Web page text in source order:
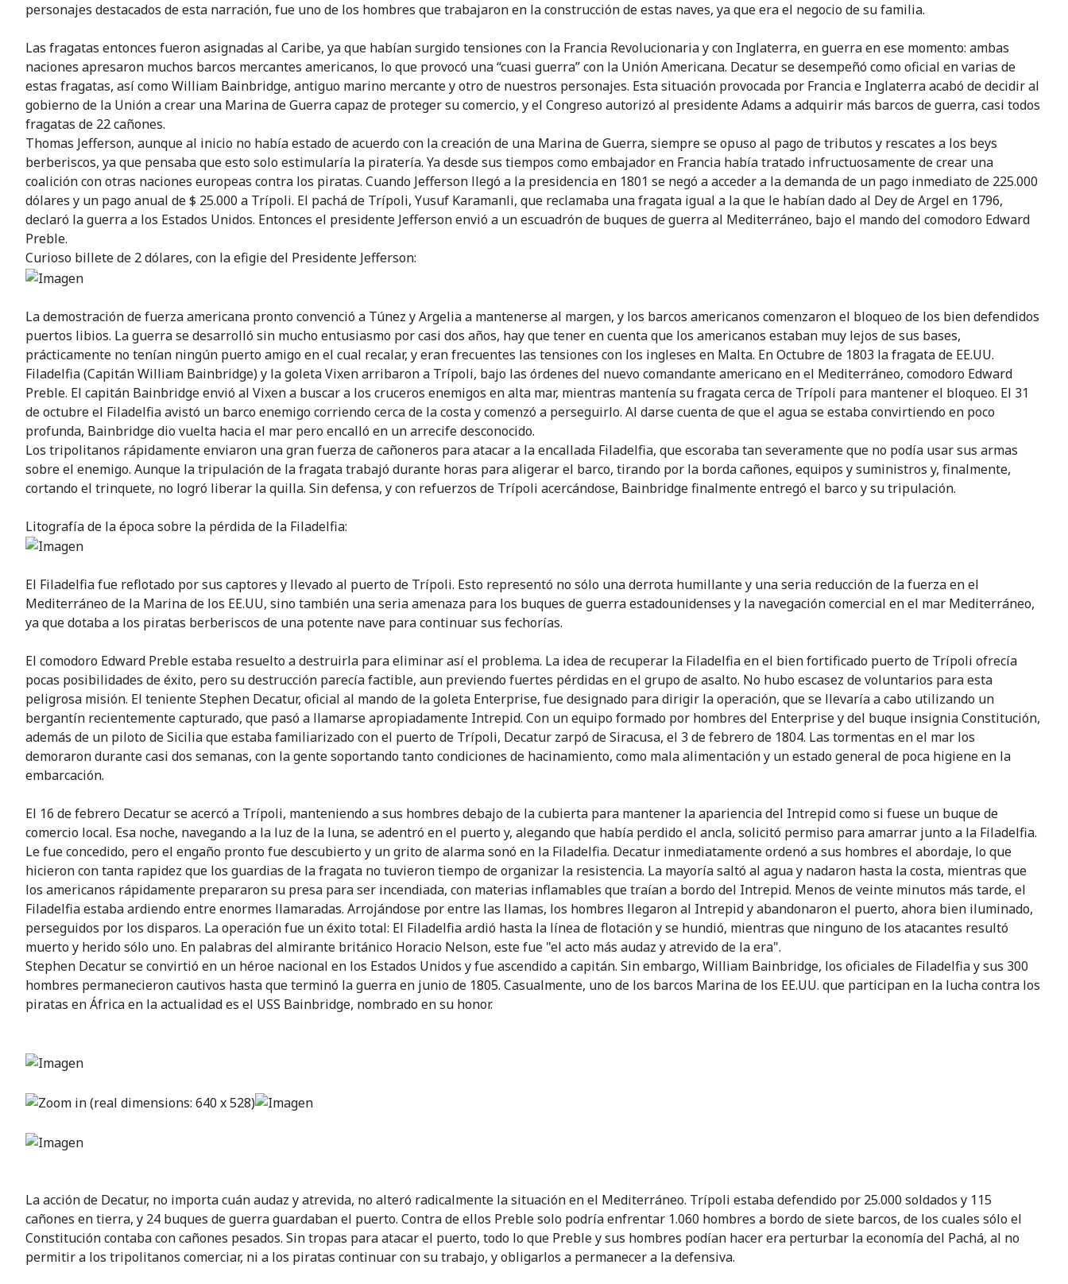
personajes destacados de esta narración, fue uno de los hombres que trabajaron en la construcción de estas naves, ya que era el negocio de su familia.
Las fragatas entonces fueron asignadas al Caribe, ya que habían surgido tensiones con la Francia Revolucionaria y con Inglaterra, en guerra en ese momento: ambas
naciones apresaron muchos barcos mercantes americanos, lo que provocó una “cuasi guerra” con la Unión Americana. Decatur se desempeñó como oficial en varias de
estas fragatas, así como William Bainbridge, antiguo marino mercante y otro de nuestros personajes. Esta situación provocada por Francia e Inglaterra acabó de decidir al
gobierno de la Unión a crear una Marina de Guerra capaz de proteger su comercio, y el Congreso autorizó al presidente Adams a adquirir más barcos de guerra, casi todos
fragatas de 22 cañones.
Thomas Jefferson, aunque al inicio no había estado de acuerdo con la creación de una Marina de Guerra, siempre se opuso al pago de tributos y rescates a los beys
berberiscos, ya que pensaba que esto solo estimularía la piratería. Ya desde sus tiempos como embajador en Francia había tratado infructuosamente de crear una
coalición con otras naciones europeas contra los piratas. Cuando Jefferson llegó a la presidencia en 1801 se negó a acceder a la demanda de un pago inmediato de 225.000
dólares y un pago anual de $ 25.000 a Trípoli. El pachá de Trípoli, Yusuf Karamanli, que reclamaba una fragata igual a la que le habían dado al Dey de Argel en 1796,
declaró la guerra a los Estados Unidos. Entonces el presidente Jefferson envió a un escuadrón de buques de guerra al Mediterráneo, bajo el mando del comodoro Edward
Preble.
Curioso billete de 2 dólares, con la efigie del Presidente Jefferson:
La demostración de fuerza americana pronto convenció a Túnez y Argelia a mantenerse al margen, y los barcos americanos comenzaron el bloqueo de los bien defendidos
puertos libios. La guerra se desarrolló sin mucho entusiasmo por casi dos años, hay que tener en cuenta que los americanos estaban muy lejos de sus bases,
prácticamente no tenían ningún puerto amigo en el cual recalar, y eran frecuentes las tensiones con los ingleses en Malta. En Octubre de 1803 la fragata de EE.UU.
Filadelfia (Capitán William Bainbridge) y la goleta Vixen arribaron a Trípoli, bajo las órdenes del nuevo comandante americano en el Mediterráneo, comodoro Edward
Preble. El capitán Bainbridge envió al Vixen a buscar a los cruceros enemigos en alta mar, mientras mantenía su fragata cerca de Trípoli para mantener el bloqueo. El 31
de octubre el Filadelfia avistó un barco enemigo corriendo cerca de la costa y comenzó a perseguirlo. Al darse cuenta de que el agua se estaba convirtiendo en poco
profunda, Bainbridge dio vuelta hacia el mar pero encalló en un arrecife desconocido.
Los tripolitanos rápidamente enviaron una gran fuerza de cañoneros para atacar a la encallada Filadelfia, que escoraba tan severamente que no podía usar sus armas
sobre el enemigo. Aunque la tripulación de la fragata trabajó durante horas para aligerar el barco, tirando por la borda cañones, equipos y suministros y, finalmente,
cortando el trinquete, no logró liberar la quilla. Sin defensa, y con refuerzos de Trípoli acercándose, Bainbridge finalmente entregó el barco y su tripulación.
Litografía de la época sobre la pérdida de la Filadelfia:
El Filadelfia fue reflotado por sus captores y llevado al puerto de Trípoli. Esto representó no sólo una derrota humillante y una seria reducción de la fuerza en el
Mediterráneo de la Marina de los EE.UU, sino también una seria amenaza para los buques de guerra estadounidenses y la navegación comercial en el mar Mediterráneo,
ya que dotaba a los piratas berberiscos de una potente nave para continuar sus fechorías.
El comodoro Edward Preble estaba resuelto a destruirla para eliminar así el problema. La idea de recuperar la Filadelfia en el bien fortificado puerto de Trípoli ofrecía
pocas posibilidades de éxito, pero su destrucción parecía factible, aun previendo fuertes pérdidas en el grupo de asalto. No hubo escasez de voluntarios para esta
peligrosa misión. El teniente Stephen Decatur, oficial al mando de la goleta Enterprise, fue designado para dirigir la operación, que se llevaría a cabo utilizando un
bergantín recientemente capturado, que pasó a llamarse apropiadamente Intrepid. Con un equipo formado por hombres del Enterprise y del buque insignia Constitución,
además de un piloto de Sicilia que estaba familiarizado con el puerto de Trípoli, Decatur zarpó de Siracusa, el 3 de febrero de 1804. Las tormentas en el mar los
demoraron durante casi dos semanas, con la gente soportando tanto condiciones de hacinamiento, como mala alimentación y un estado general de poca higiene en la
embarcación.
El 16 de febrero Decatur se acercó a Trípoli, manteniendo a sus hombres debajo de la cubierta para mantener la apariencia del Intrepid como si fuese un buque de
comercio local. Esa noche, navegando a la luz de la luna, se adentró en el puerto y, alegando que había perdido el ancla, solicitó permiso para amarrar junto a la Filadelfia.
Le fue concedido, pero el engaño pronto fue descubierto y un grito de alarma sonó en la Filadelfia. Decatur inmediatamente ordenó a sus hombres el abordaje, lo que
hicieron con tanta rapidez que los guardias de la fragata no tuvieron tiempo de organizar la resistencia. La mayoría saltó al agua y nadaron hasta la costa, mientras que
los americanos rápidamente prepararon su presa para ser incendiada, con materias inflamables que traían a bordo del Intrepid. Menos de veinte minutos más tarde, el
Filadelfia estaba ardiendo entre enormes llamaradas. Arrojándose por entre las llamas, los hombres llegaron al Intrepid y abandonaron el puerto, ahora bien iluminado,
perseguidos por los disparos. La operación fue un éxito total: El Filadelfia ardió hasta la línea de flotación y se hundió, mientras que ninguno de los atacantes resultó
muerto y herido sólo uno. En palabras del almirante británico Horacio Nelson, este fue "el acto más audaz y atrevido de la era".
Stephen Decatur se convirtió en un héroe nacional en los Estados Unidos y fue ascendido a capitán. Sin embargo, William Bainbridge, los oficiales de Filadelfia y sus 300
hombres permanecieron cautivos hasta que terminó la guerra en junio de 1805. Casualmente, uno de los barcos Marina de los EE.UU. que participan en la lucha contra los
piratas en África en la actualidad es el USS Bainbridge, nombrado en su honor.
La acción de Decatur, no importa cuán audaz y atrevida, no alteró radicalmente la situación en el Mediterráneo. Trípoli estaba defendido por 25.000 soldados y 115
cañones en tierra, y 24 buques de guerra guardaban el puerto. Contra de ellos Preble solo podría enfrentar 1.060 hombres a bordo de siete barcos, de los cuales sólo el
Constitución contaba con cañones pesados. Sin tropas para atacar el puerto, todo lo que Preble y sus hombres podían hacer era perturbar la economía del Pachá, al no
permitir a los tripolitanos comerciar, ni a los piratas continuar con su trabajo, y obligarlos a permanecer a la defensiva.